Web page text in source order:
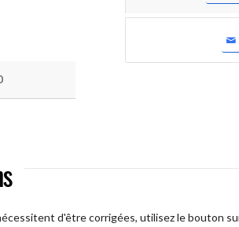
d'être corrigées, utilisez le bouton